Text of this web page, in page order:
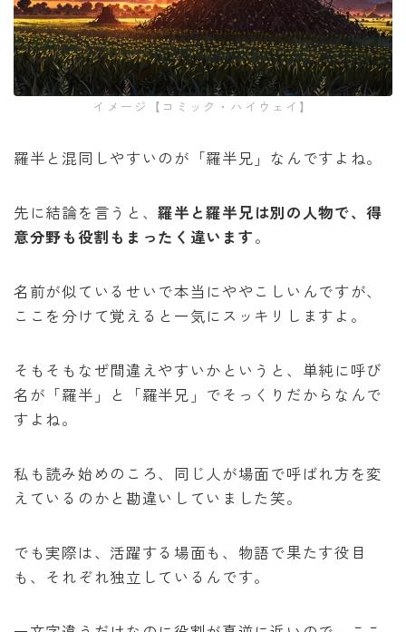
イメージ【コミック・ハイウェイ】
羅半と混同しやすいのが「羅半兄」なんですよね。
先に結論を言うと、羅半と羅半兄は別の人物で、得
意分野も役割もまったく違います。
名前が似ているせいで本当にややこしいんですが、
ここを分けて覚えると一気にスッキリしますよ。
そもそもなぜ間違えやすいかというと、単純に呼び
名が「羅半」と「羅半兄」でそっくりだからなんで
すよね。
私も読み始めのころ、同じ人が場面で呼ばれ方を変
えているのかと勘違いしていました笑。
でも実際は、活躍する場面も、物語で果たす役目
も、それぞれ独立しているんです。